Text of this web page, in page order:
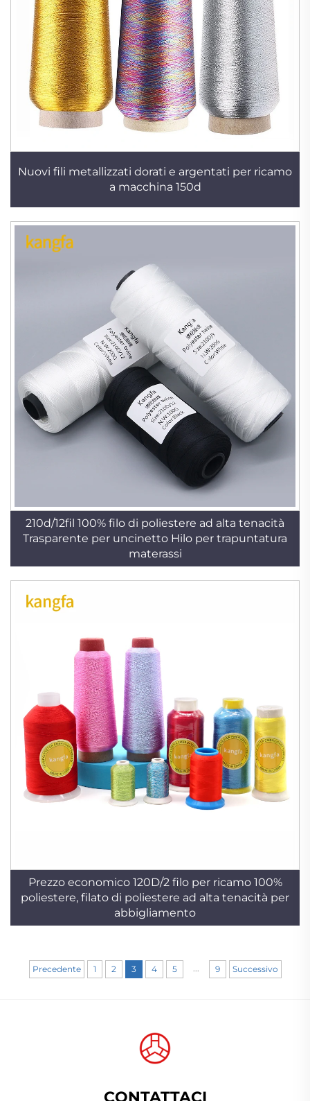
Nuovi fili metallizzati dorati e argentati per ricamo
a macchina 150d
210d/12fil 100% filo di poliestere ad alta tenacità
Trasparente per uncinetto Hilo per trapuntatura
materassi
Prezzo economico 120D/2 filo per ricamo 100%
poliestere, filato di poliestere ad alta tenacità per
abbigliamento
Precedente 1 2 3 4 5 ... 9 Successivo